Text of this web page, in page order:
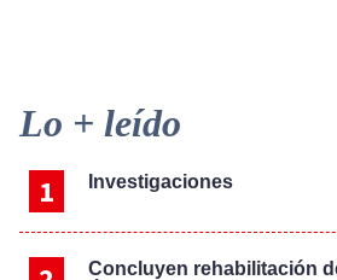
Primary
Sidebar
Lo + leído
Investigaciones
Concluyen rehabilitación